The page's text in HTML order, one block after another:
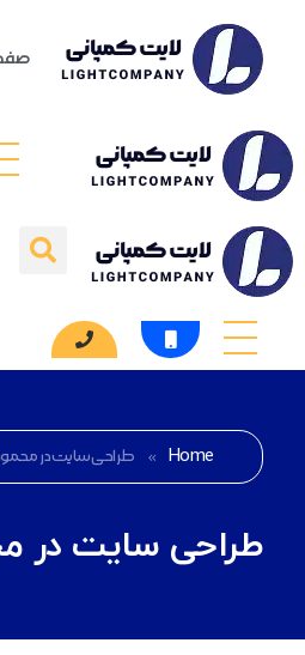
Home
» طراحی سایت در
طراحی سایت در